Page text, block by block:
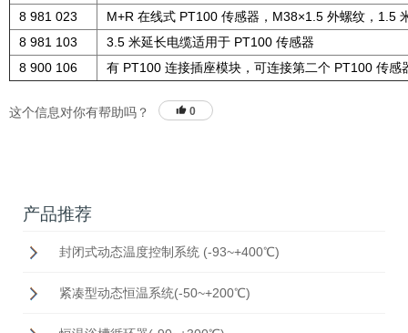
8 981 023
M+R 在线式 PT100 传感器，M38×1.5 外螺纹，1.5
8 981 103
3.5 米延长电缆适用于 PT100 传感器
8 900 106
有 PT100 连接插座模块，可连接第二个 PT100 传感
这个信息对你有帮助吗？ 0
产品推荐
封闭式动态温度控制系统 (-93~+400℃)
紧凑型动态恒温系统(-50~+200℃)